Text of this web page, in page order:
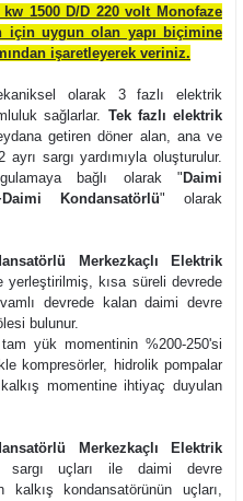
1500 D/D 220 volt Monofaze
uygun olan yapı biçimine
işaretleyerek veriniz.
olarak 3 fazlı elektrik
sağlarlar. Tek fazlı elektrik
getiren döner alan, ana ve
ayrı sargı yardımıyla oluşturulur.
bağlı olarak " Daimi
Kondansatörlü" olarak
Merkezkaçlı Elektrik
kısa süreli devrede
devrede kalan daimi devre
bulunur.
yük momentinin %200-250'si
kompresörler, hidrolik pompalar
momentine ihtiyaç duyulan
Merkezkaçlı Elektrik
uçları ile daimi devre
kalkış kondansatörünün uçları,